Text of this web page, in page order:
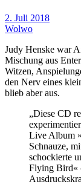
2. Juli 2018
Wolwo
Judy Henske war
Mischung aus
Witzen,
den Nerv eines
blieb aber aus.
„Diese CD
Live Album
Schnauze,
schockierte
Flying Bird«